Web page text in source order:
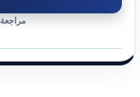
مراجعة JustMarkets كاملة